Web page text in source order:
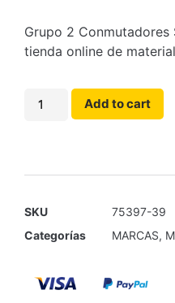
Grupo 2
tienda online de
Add to cart
SKU
75397-39
Categorías
MARCAS,